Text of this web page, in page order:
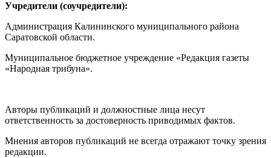
Учредители (соучредители):
Администрация Калининского муниципального района
Саратовской области.
Муниципальное бюджетное учреждение «Редакция газеты
«Народная трибуна».
Авторы публикаций и должностные лица несут
ответственность за достоверность приводимых фактов.
Мнения авторов публикаций не всегда отражают точку зрения
редакции.